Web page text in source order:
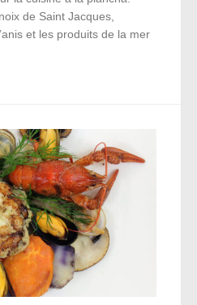
de Saint Jacques,
et les produits de la mer